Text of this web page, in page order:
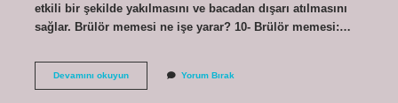
etkili bir şekilde yakılmasını ve bacadan dışarı atılmasını
sağlar. Brülör memesi ne işe yarar? 10- Brülör memesi:…
Devamını okuyunÜflemeli
Yorum Bırak